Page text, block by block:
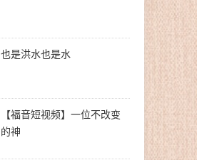
也是洪水也是水
【福音短视频】一位不改变
的神